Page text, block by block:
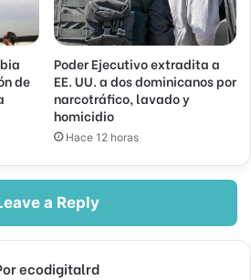
de
Poder Ejecutivo extradita a
EE. UU. a dos dominicanos por
narcotráfico, lavado y
homicidio
Hace 12 horas
a Reply
ecodigitalrd